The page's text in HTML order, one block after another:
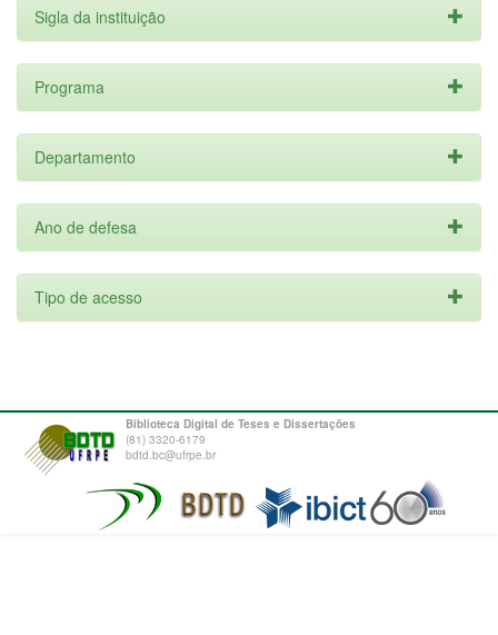
Sigla da instituição
Programa
Departamento
Ano de defesa
Tipo de acesso
Biblioteca Digital de Teses e Dissertações
(81) 3320-6179
bdtd.bc@ufrpe.br